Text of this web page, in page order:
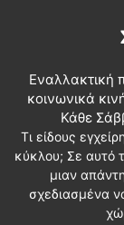
Εναλλακτική
κοινωνικά
Κάθε
Τι είδους
κύκλου; Σε αυτό
μιαν
σχεδιασμένα